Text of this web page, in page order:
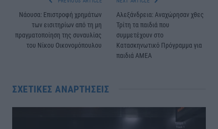
Νάουσα: Επιστροφή χρημάτων
των εισιτηρίων από τη μη
πραγματοποίηση της συναυλίας
του Νίκου Οικονομόπουλου
Αλεξάνδρεια: Αναχώρησαν χθες
Τρίτη τα παιδιά που
συμμετέχουν στο
Κατασκηνωτικό Πρόγραμμα για
παιδιά ΑΜΕΑ
ΣΧΕΤΙΚΈΣ ΑΝΑΡΤΉΣΕΙΣ